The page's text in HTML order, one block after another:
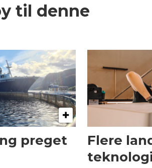
til denne
preget
Flere
teknologi